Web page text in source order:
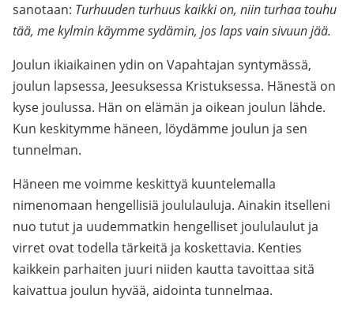
sanotaan: Turhuuden turhuus kaikki on, niin turhaa touhu
tää, me kylmin käymme sydämin, jos laps vain sivuun jää.
Joulun ikiaikainen ydin on Vapahtajan syntymässä,
joulun lapsessa, Jeesuksessa Kristuksessa. Hänestä on
kyse joulussa. Hän on elämän ja oikean joulun lähde.
Kun keskitymme häneen, löydämme joulun ja sen
tunnelman.
Häneen me voimme keskittyä kuuntelemalla
nimenomaan hengellisiä joululauluja. Ainakin itselleni
nuo tutut ja uudemmatkin hengelliset joululaulut ja
virret ovat todella tärkeitä ja koskettavia. Kenties
kaikkein parhaiten juuri niiden kautta tavoittaa sitä
kaivattua joulun hyvää, aidointa tunnelmaa.